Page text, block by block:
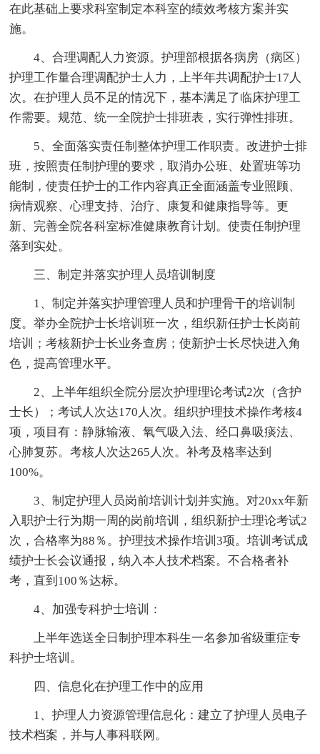
在此基础上要求科室制定本科室的绩效考核方案并实
施。
4、合理调配人力资源。护理部根据各病房（病区）
护理工作量合理调配护士人力，上半年共调配护士17人
次。在护理人员不足的情况下，基本满足了临床护理工
作需要。规范、统一全院护士排班表，实行弹性排班。
5、全面落实责任制整体护理工作职责。改进护士排
班，按照责任制护理的要求，取消办公班、处置班等功
能制，使责任护士的工作内容真正全面涵盖专业照顾、
病情观察、心理支持、治疗、康复和健康指导等。更
新、完善全院各科室标准健康教育计划。使责任制护理
落到实处。
三、制定并落实护理人员培训制度
1、制定并落实护理管理人员和护理骨干的培训制
度。举办全院护士长培训班一次，组织新任护士长岗前
培训；考核新护士长业务查房；使新护士长尽快进入角
色，提高管理水平。
2、上半年组织全院分层次护理理论考试2次（含护
士长）；考试人次达170人次。组织护理技术操作考核4
项，项目有：静脉输液、氧气吸入法、经口鼻吸痰法、
心肺复苏。考核人次达265人次。补考及格率达到
100%。
3、制定护理人员岗前培训计划并实施。对20xx年新
入职护士行为期一周的岗前培训，组织新护士理论考试2
次，合格率为88％。护理技术操作培训3项。培训考试成
绩护士长会议通报，纳入本人技术档案。不合格者补
考，直到100％达标。
4、加强专科护士培训：
上半年选送全日制护理本科生一名参加省级重症专
科护士培训。
四、信息化在护理工作中的应用
1、护理人力资源管理信息化：建立了护理人员电子
技术档案，并与人事科联网。